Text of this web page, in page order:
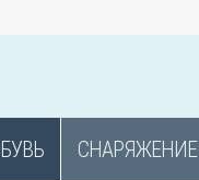
СНАРЯЖЕНИЕ